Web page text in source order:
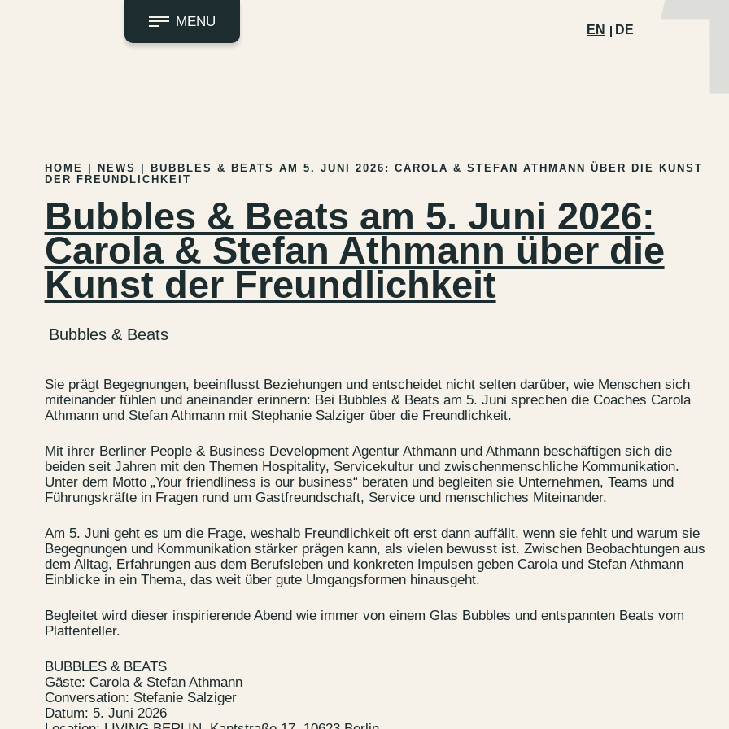
MENU
EN DE
Contact us
Jobs
Wedding Planner
Store plan
HOME NEWS
BUBBLES & BEATS AM 5. JUNI 2026: CAROLA & STEFAN ATHMANN ÜBER DIE KUNST
DER FREUNDLICHKEIT
Bubbles & Beats am 5. Juni 2026:
Carola & Stefan Athmann über die
Kunst der Freundlichkeit
Bubbles & Beats
Sie prägt Begegnungen, beeinflusst Beziehungen und entscheidet nicht selten darüber, wie Menschen sich
miteinander fühlen und aneinander erinnern: Bei Bubbles & Beats am 5. Juni sprechen die Coaches Carola
Athmann und Stefan Athmann mit Stephanie Salziger über die Freundlichkeit.
Mit ihrer Berliner People & Business Development Agentur Athmann und Athmann beschäftigen sich die
beiden seit Jahren mit den Themen Hospitality, Servicekultur und zwischenmenschliche Kommunikation.
Unter dem Motto „Your friendliness is our business“ beraten und begleiten sie Unternehmen, Teams und
Führungskräfte in Fragen rund um Gastfreundschaft, Service und menschliches Miteinander.
Am 5. Juni geht es um die Frage, weshalb Freundlichkeit oft erst dann auffällt, wenn sie fehlt und warum sie
Begegnungen und Kommunikation stärker prägen kann, als vielen bewusst ist. Zwischen Beobachtungen aus
dem Alltag, Erfahrungen aus dem Berufsleben und konkreten Impulsen geben Carola und Stefan Athmann
Einblicke in ein Thema, das weit über gute Umgangsformen hinausgeht.
Begleitet wird dieser inspirierende Abend wie immer von einem Glas Bubbles und entspannten Beats vom
Plattenteller.
BUBBLES & BEATS
Gäste: Carola & Stefan Athmann
Conversation: Stefanie Salziger
Datum: 5. Juni 2026